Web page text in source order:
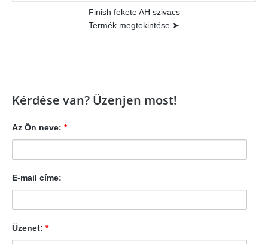
Finish fekete AH szivacs
Termék megtekintése ➤
Kérdése van? Üzenjen most!
Az Ön neve: *
E-mail címe:
Üzenet: *